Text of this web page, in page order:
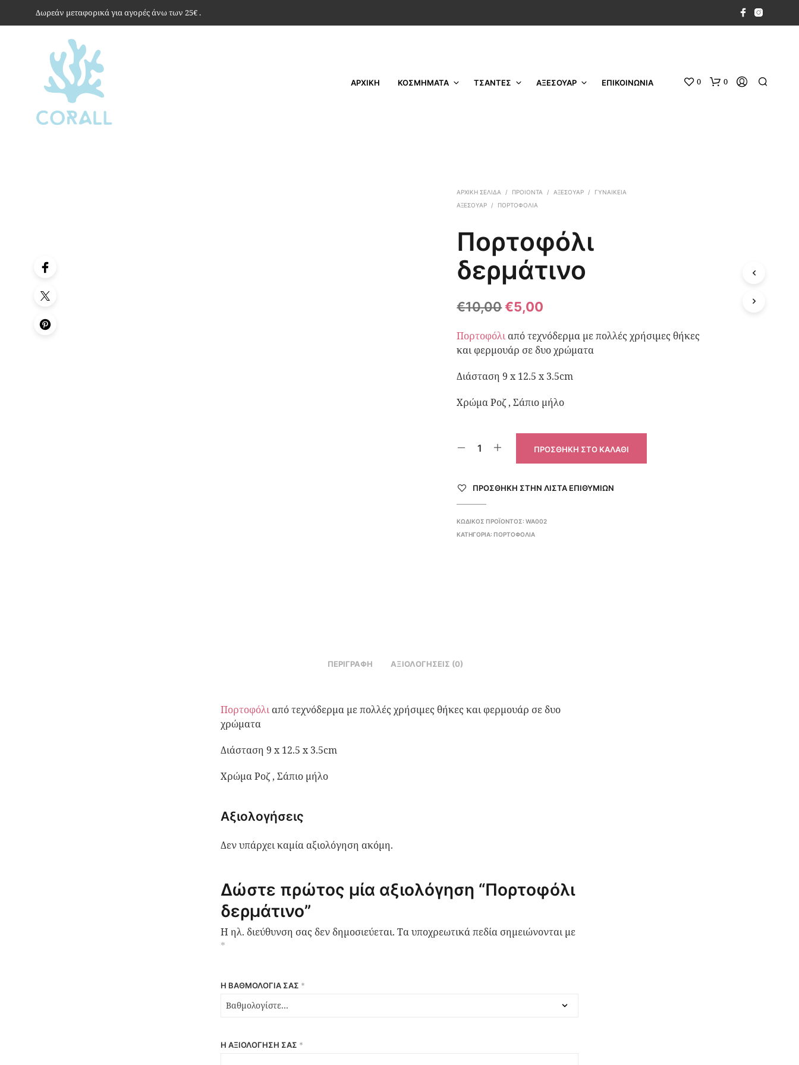
Δωρεάν μεταφορικά για αγορές άνω των 25€ .
ΑΡΧΙΚΗ ΚΟΣΜΗΜΑΤΑ ΤΣΑΝΤΕΣ ΑΞΕΣΟΥΑΡ ΕΠΙΚΟΙΝΩΝΙΑ 0 0
ΑΡΧΙΚΉ ΣΕΛΊΔΑ / ΠΡΟΙΟΝΤΑ / ΑΞΕΣΟΥΑΡ /
ΓΥΝΑΙΚΕΙΑ
ΑΞΕΣΟΥΑΡ
/ ΠΟΡΤΟΦΌΛΙΑ
Πορτοφόλι
δερμάτινο
€10,00 €5,00
Πορτοφόλιαπό τεχνόδερμα με πολλές χρήσιμες θήκες
και φερμουάρ σε δυο χρώματα
Διάσταση 9 x 12.5 x 3.5cm
Χρώμα Ροζ , Σάπιο μήλο
ΠΡΟΣΘΉΚΗ ΣΤΟ ΚΑΛΆΘΙ
ΠΡΌΣΘΉΚΗ ΣΤΗΝ ΛΊΣΤΑ ΕΠΙΘΥΜΙΏΝ
ΚΩΔΙΚΌΣ ΠΡΟΪΌΝΤΟΣ:WA002
ΚΑΤΗΓΟΡΊΑ: ΠΟΡΤΟΦΌΛΙΑ
ΠΕΡΙΓΡΑΦΉ ΑΞΙΟΛΟΓΉΣΕΙΣ (0)
Πορτοφόλιαπό τεχνόδερμα με πολλές χρήσιμες θήκες και φερμουάρ σε δυο
χρώματα
Διάσταση 9 x 12.5 x 3.5cm
Χρώμα Ροζ , Σάπιο μήλο
Αξιολογήσεις
Δεν υπάρχει καμία αξιολόγηση ακόμη.
Δώστε πρώτος μία αξιολόγηση “Πορτοφόλι
δερμάτινο”
Η ηλ. διεύθυνση σας δεν δημοσιεύεται. Τα υποχρεωτικά πεδία σημειώνονται με
*
Η ΒΑΘΜΟΛΟΓΊΑ ΣΑΣ *
Η ΑΞΙΟΛΌΓΗΣΉ ΣΑΣ *